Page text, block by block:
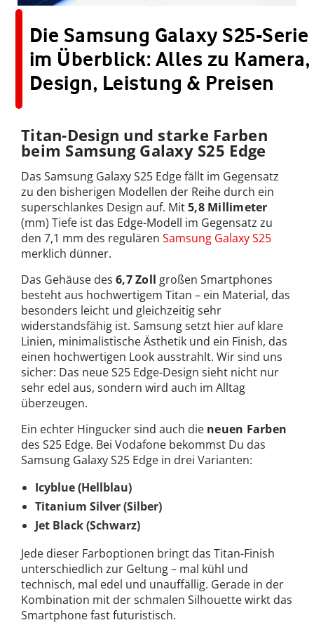
Die Samsung Galaxy S25-Serie
im Überblick: Alles zu Kamera,
Design, Leistung & Preisen
Titan-Design und starke Farben
beim Samsung Galaxy S25 Edge
Das Samsung Galaxy S25 Edge fällt im Gegensatz
zu den bisherigen Modellen der Reihe durch ein
superschlankes Design auf. Mit5,8 Millimeter
(mm) Tiefe ist das Edge-Modell im Gegensatz zu
den 7,1 mm des regulären Samsung Galaxy S25
merklich dünner.
Das Gehäuse des 6,7 Zoll großen Smartphones
besteht aus hochwertigem Titan – ein Material, das
besonders leicht und gleichzeitig sehr
widerstandsfähig ist. Samsung setzt hier auf klare
Linien, minimalistische Ästhetik und ein Finish, das
einen hochwertigen Look ausstrahlt. Wir sind uns
sicher: Das neue S25 Edge-Design sieht nicht nur
sehr edel aus, sondern wird auch im Alltag
überzeugen.
Ein echter Hingucker sind auch die neuen Farben
des S25 Edge. Bei Vodafone bekommst Du das
Samsung Galaxy S25 Edge in drei Varianten:
Icyblue (Hellblau)
Titanium Silver(Silber)
Jet Black (Schwarz)
Jede dieser Farboptionen bringt das Titan-Finish
unterschiedlich zur Geltung – mal kühl und
technisch, mal edel und unauffällig. Gerade in der
Kombination mit der schmalen Silhouette wirkt das
Smartphone fast futuristisch.